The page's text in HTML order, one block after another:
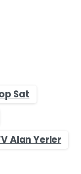
Sat
Alan Yerler